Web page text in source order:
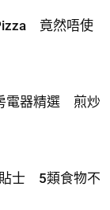
竟然唔使
電器精選 煎炒
士 5類食物不